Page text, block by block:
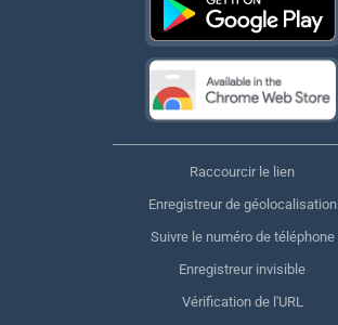
Raccourcir le lien
Enregistreur de géolocalisation
Suivre le numéro de téléphone
Enregistreur invisible
Vérification de l'URL